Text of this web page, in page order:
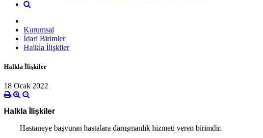
Kurumsal
İdari Birimler
Halkla İlişkiler
Halkla İlişkiler
18 Ocak 2022
Halkla İlişkiler
Hastaneye başvuran hastalara danışmanlık hizmeti veren birimdir.